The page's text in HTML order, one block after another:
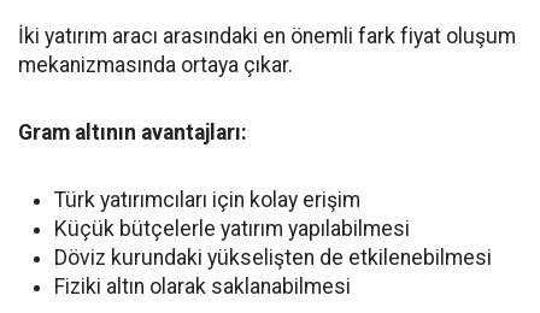
İki yatırım aracı arasındaki en önemli fark fiyat oluşum
mekanizmasında ortaya çıkar.
Gram altının avantajları:
Türk yatırımcıları için kolay erişim
Küçük bütçelerle yatırım yapılabilmesi
Döviz kurundaki yükselişten de etkilenebilmesi
Fiziki altın olarak saklanabilmesi